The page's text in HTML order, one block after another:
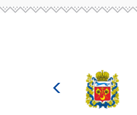
Министерство
культуры
Российской